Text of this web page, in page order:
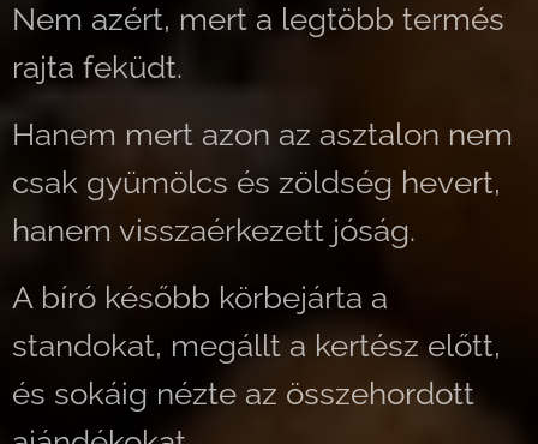
Nem azért, mert a legtöbb termés
rajta feküdt.
Hanem mert azon az asztalon nem
csak gyümölcs és zöldség hevert,
hanem visszaérkezett jóság.
A bíró később körbejárta a
standokat, megállt a kertész előtt,
és sokáig nézte az összehordott